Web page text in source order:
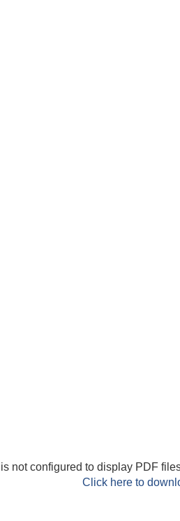
not configured to display PDF
Click here to